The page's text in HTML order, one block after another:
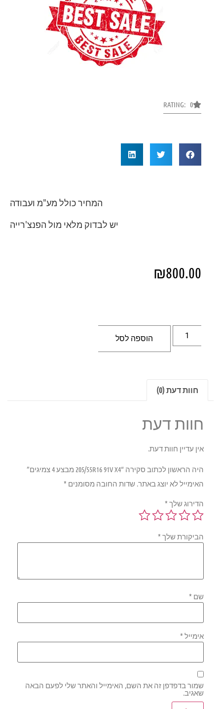
RATING: 0
המחיר כולל מע"מ ועבודה
יש לבדוק מלאי מול הפנצ'רייה
₪800.00
הוספה לסל
חוות דעת (0)
חוות דעת
אין עדיין חוות דעת.
היה הראשון לכתוב סקירה “205/55R16 91V X4 מבצע 4 צמיגים”
האימייל לא יוצג באתר.שדות החובה מסומנים*
הדירוג שלך*
הביקורת שלך*
שם*
אימייל*
שמור בדפדפן זה את השם, האימייל והאתר שלי לפעם הבאה
שאגיב.